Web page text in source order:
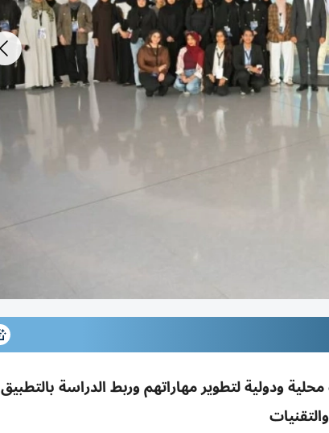
طالباً صيفاً من جامعات محلية ودولية لتطوير مهاراتهم وربط الدراسة بالتطبيق